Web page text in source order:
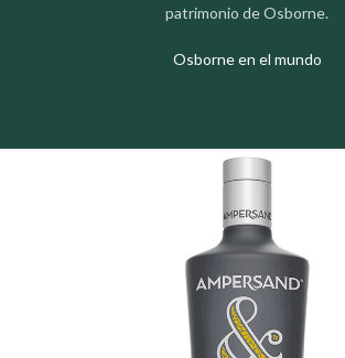
patrimonio de Osborne.
Osborne en el mundo